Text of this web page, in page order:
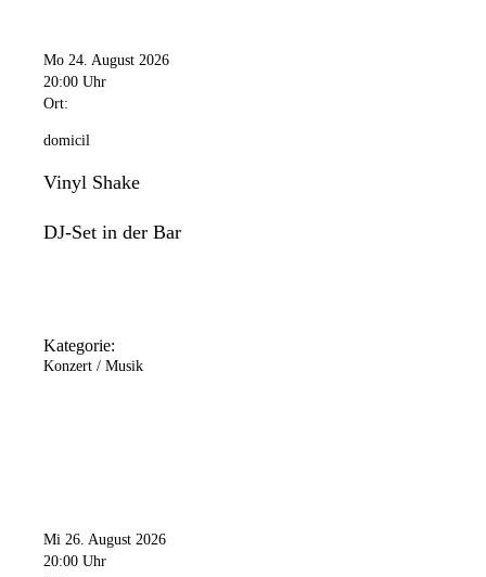
Mo 24. August 2026
20:00 Uhr
Ort:
domicil
Vinyl Shake
DJ-Set in der Bar
Kategorie:
Konzert / Musik
Mi 26. August 2026
20:00 Uhr